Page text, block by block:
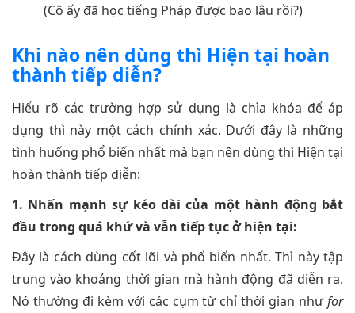
(Cô ấy đã học tiếng Pháp được bao lâu rồi?)
Khi nào nên dùng thì Hiện tại hoàn
thành tiếp diễn?
Hiểu rõ các trường hợp sử dụng là chìa khóa để áp
dụng thì này một cách chính xác. Dưới đây là những
tình huống phổ biến nhất mà bạn nên dùng thì Hiện tại
hoàn thành tiếp diễn:
1. Nhấn mạnh sự kéo dài của một hành động bắt
đầu trong quá khứ và vẫn tiếp tục ở hiện tại:
Đây là cách dùng cốt lõi và phổ biến nhất. Thì này tập
trung vào khoảng thời gian mà hành động đã diễn ra.
Nó thường đi kèm với các cụm từ chỉ thời gian nhưfor